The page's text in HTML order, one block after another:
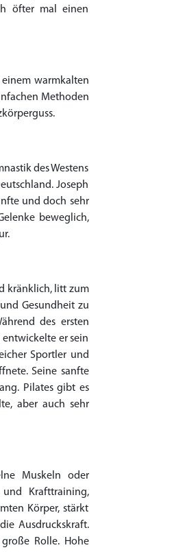
öfter mal einen
einem warmkalten
Methoden
des Westens
Joseph
und doch sehr
beweglich,
kränklich, litt zum
Gesundheit zu
des ersten
er sein
Sportler und
Seine sanfte
Pilates gibt es
aber auch sehr
Muskeln oder
Krafttraining,
Körper, stärkt
Ausdruckskraft.
Rolle. Hohe